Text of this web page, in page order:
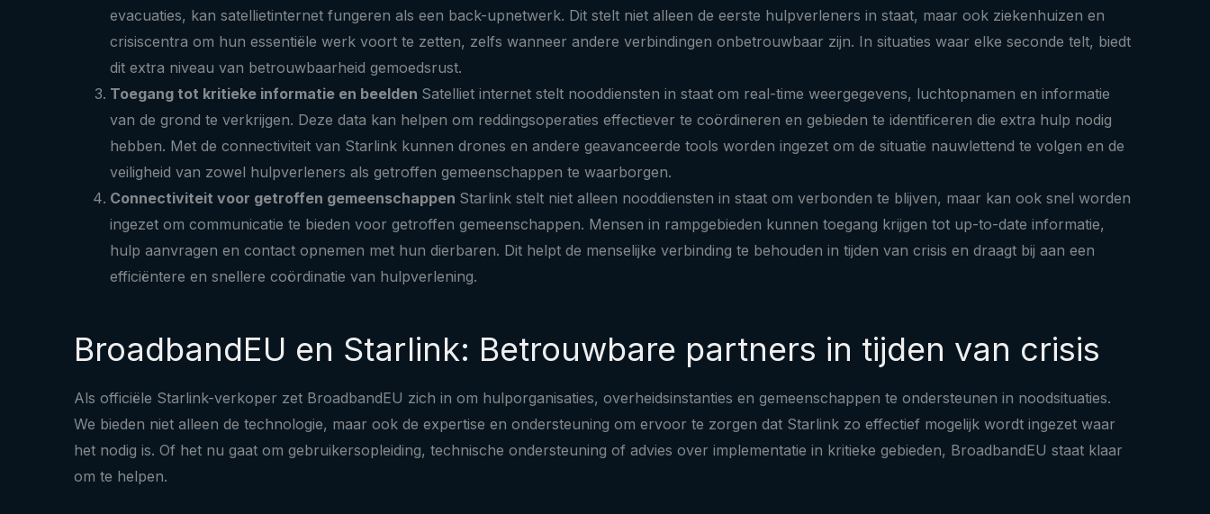
evacuaties, kan satellietinternet fungeren als een back-upnetwerk. Dit stelt niet alleen de eerste hulpverleners in staat, maar ook ziekenhuizen en
crisiscentra om hun essentiële werk voort te zetten, zelfs wanneer andere verbindingen onbetrouwbaar zijn. In situaties waar elke seconde telt, biedt
dit extra niveau van betrouwbaarheid gemoedsrust.
Toegang tot kritieke informatie en beelden Satelliet internet stelt nooddiensten in staat om real-time weergegevens, luchtopnamen en informatie
van de grond te verkrijgen. Deze data kan helpen om reddingsoperaties effectiever te coördineren en gebieden te identificeren die extra hulp nodig
hebben. Met de connectiviteit van Starlink kunnen drones en andere geavanceerde tools worden ingezet om de situatie nauwlettend te volgen en de
veiligheid van zowel hulpverleners als getroffen gemeenschappen te waarborgen.
Connectiviteit voor getroffen gemeenschappen Starlink stelt niet alleen nooddiensten in staat om verbonden te blijven, maar kan ook snel worden
ingezet om communicatie te bieden voor getroffen gemeenschappen. Mensen in rampgebieden kunnen toegang krijgen tot up-to-date informatie,
hulp aanvragen en contact opnemen met hun dierbaren. Dit helpt de menselijke verbinding te behouden in tijden van crisis en draagt bij aan een
efficiëntere en snellere coördinatie van hulpverlening.
BroadbandEU en Starlink: Betrouwbare partners in tijden van crisis
Als officiële Starlink-verkoper zet BroadbandEU zich in om hulporganisaties, overheidsinstanties en gemeenschappen te ondersteunen in noodsituaties.
We bieden niet alleen de technologie, maar ook de expertise en ondersteuning om ervoor te zorgen dat Starlink zo effectief mogelijk wordt ingezet waar
het nodig is. Of het nu gaat om gebruikersopleiding, technische ondersteuning of advies over implementatie in kritieke gebieden, BroadbandEU staat klaar
om te helpen.